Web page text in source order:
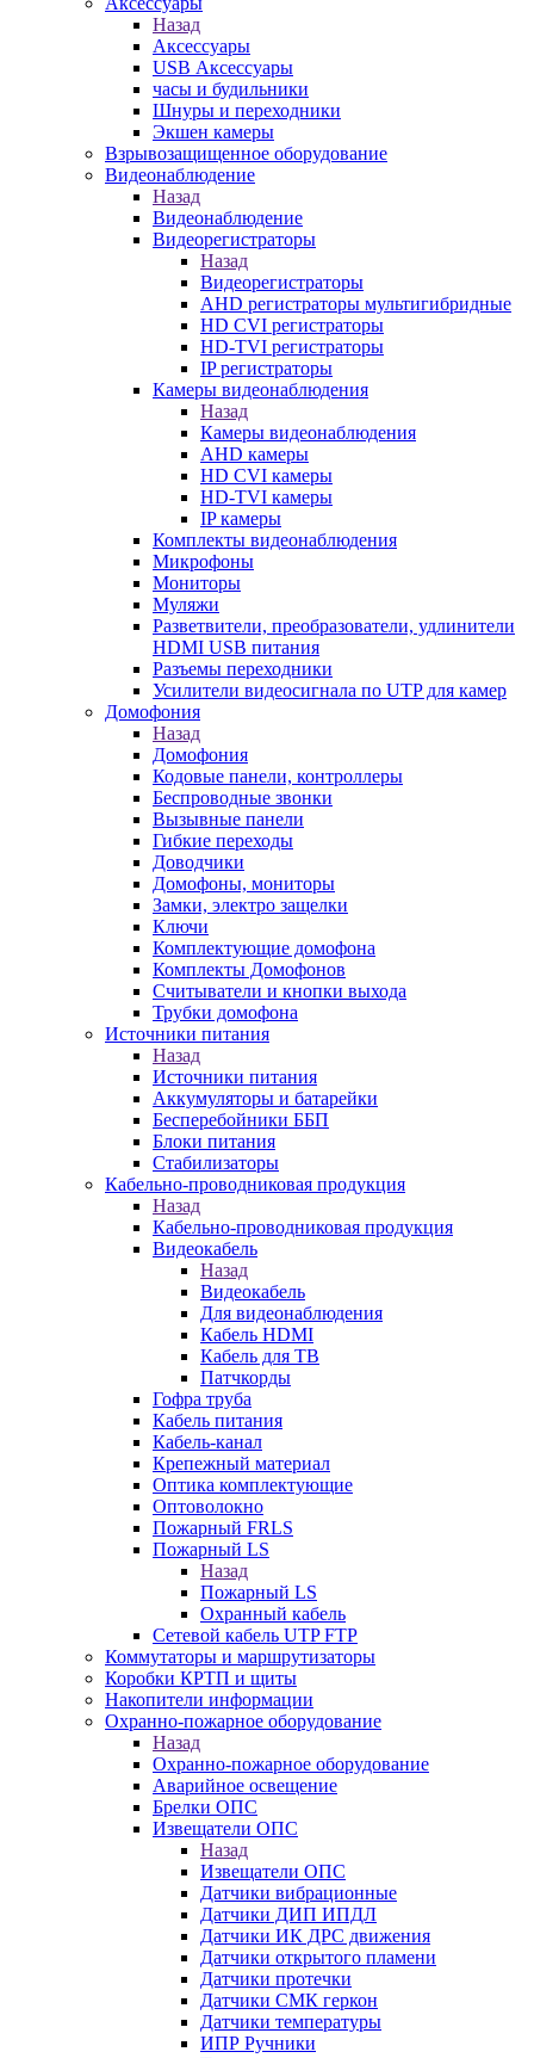
Назад
Аксессуары
USB Аксессуары
часы и будильники
Шнуры и переходники
Экшен камеры
Взрывозащищенное оборудование
Видеонаблюдение
Назад
Видеонаблюдение
Видеорегистраторы
Назад
Видеорегистраторы
AHD регистраторы мультигибридные
HD CVI регистраторы
HD-TVI регистраторы
IP регистраторы
Камеры видеонаблюдения
Назад
Камеры видеонаблюдения
AHD камеры
HD CVI камеры
HD-TVI камеры
IP камеры
Комплекты видеонаблюдения
Микрофоны
Мониторы
Муляжи
Разветвители, преобразователи, удлинители
HDMI USB питания
Разъемы переходники
Усилители видеосигнала по UTP для камер
Домофония
Назад
Домофония
Кодовые панели, контроллеры
Беспроводные звонки
Вызывные панели
Гибкие переходы
Доводчики
Домофоны, мониторы
Замки, электро защелки
Ключи
Комплектующие домофона
Комплекты Домофонов
Считыватели и кнопки выхода
Трубки домофона
Источники питания
Назад
Источники питания
Аккумуляторы и батарейки
Бесперебойники ББП
Блоки питания
Стабилизаторы
Кабельно-проводниковая продукция
Назад
Кабельно-проводниковая продукция
Видеокабель
Назад
Видеокабель
Для видеонаблюдения
Кабель HDMI
Кабель для ТВ
Патчкорды
Гофра труба
Кабель питания
Кабель-канал
Крепежный материал
Оптика комплектующие
Оптоволокно
Пожарный FRLS
Пожарный LS
Назад
Пожарный LS
Охранный кабель
Сетевой кабель UTP FTP
Коммутаторы и маршрутизаторы
Коробки КРТП и щиты
Накопители информации
Охранно-пожарное оборудование
Назад
Охранно-пожарное оборудование
Аварийное освещение
Брелки ОПС
Извещатели ОПС
Назад
Извещатели ОПС
Датчики вибрационные
Датчики ДИП ИПДЛ
Датчики ИК ДРС движения
Датчики открытого пламени
Датчики протечки
Датчики СМК геркон
Датчики температуры
ИПР Ручники